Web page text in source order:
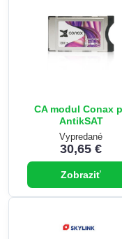
CA modul Conax
AntikSAT
Vypredané
30,65 €
Zobraziť